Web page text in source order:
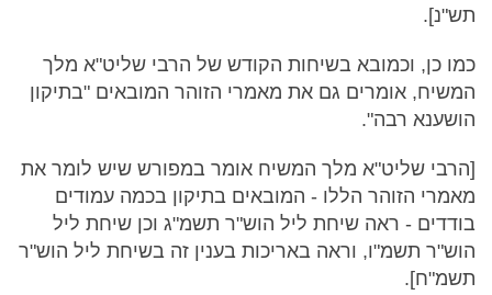
תש"נ].
כמו כן, וכמובא בשיחות הקודש של הרבי שליט"א מלך
המשיח, אומרים גם את מאמרי הזוהר המובאים "בתיקון
הושענא רבה".
[הרבי שליט"א מלך המשיח אומר במפורש שיש לומר את
מאמרי הזוהר הללו - המובאים בתיקון בכמה עמודים
בודדים - ראה שיחת ליל הוש"ר תשמ"ג וכן שיחת ליל
הוש"ר תשמ"ו, וראה באריכות בענין זה בשיחת ליל הוש"ר
תשמ"ח].